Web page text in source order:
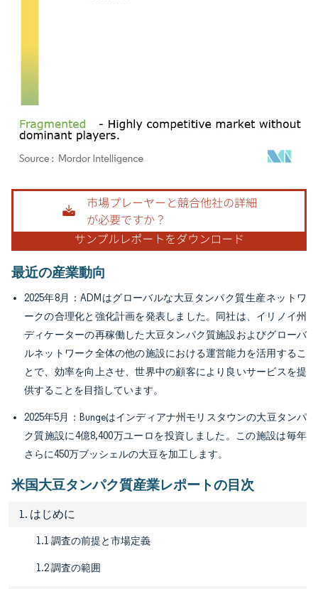
画像 © Mordor Intelligence。再利用にはCC BY 4.0の表示が必要です。
最近の産業動向
2025年8月：ADMはグローバルな大豆タンパク質生産ネットワ
ークの合理化と強化計画を発表しました。同社は、イリノイ州
ディケーターの再稼働した大豆タンパク質施設およびグローバ
ルネットワーク全体の他の施設における運営能力を活用するこ
とで、効率を向上させ、世界中の顧客により良いサービスを提
供することを目指しています。
2025年5月：Bungeはインディアナ州モリスタウンの大豆タンパ
ク質施設に4億8,400万ユーロを投資しました。この施設は毎年
さらに450万ブッシェルの大豆を加工します。
米国大豆タンパク質産業レポートの目次
1. はじめに
1.1 調査の前提と市場定義
1.2 調査の範囲